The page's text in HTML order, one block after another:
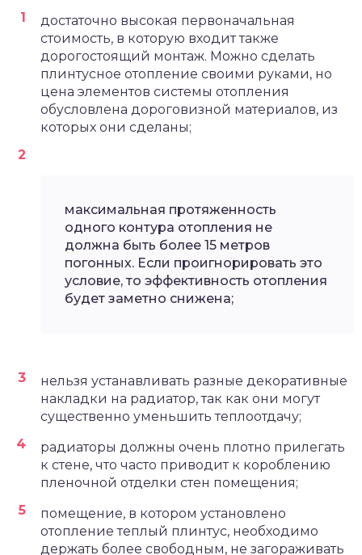
достаточно высокая первоначальная
стоимость, в которую входит также
дорогостоящий монтаж. Можно сделать
плинтусное отопление своими руками, но
цена элементов системы отопления
обусловлена дороговизной материалов, из
которых они сделаны;
максимальная протяженность
одного контура отопления не
должна быть более 15 метров
погонных. Если проигнорировать это
условие, то эффективность отопления
будет заметно снижена;
нельзя устанавливать разные декоративные
накладки на радиатор, так как они могут
существенно уменьшить теплоотдачу;
радиаторы должны очень плотно прилегать
к стене, что часто приводит к короблению
пленочной отделки стен помещения;
помещение, в котором установлено
отопление теплый плинтус, необходимо
держать более свободным, не загораживать